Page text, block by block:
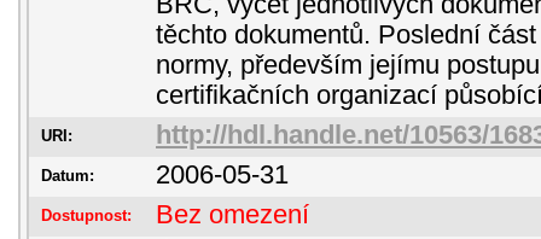
těchto dokumentů. Poslední
normy, především jejímu
certifikačních organizací
URI: http://hdl.handle.net/10563/
Datum: 2006-05-31
Dostupnost: Bez omezení